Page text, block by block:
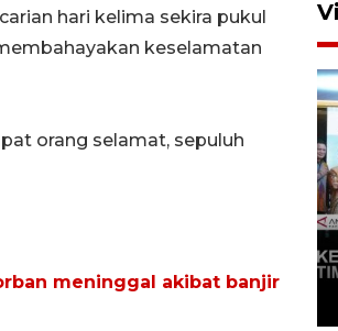
hari kelima sekira pukul
keselamatan
orang selamat, sepuluh
meninggal akibat banjir